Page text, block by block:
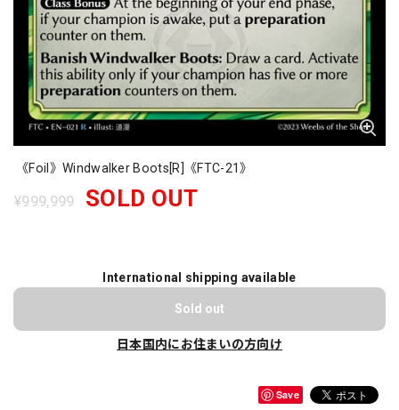
《Foil》Windwalker Boots[R]《FTC-21》
¥999,999 SOLD OUT
International shipping available
Sold out
日本国内にお住まいの方向け
Save